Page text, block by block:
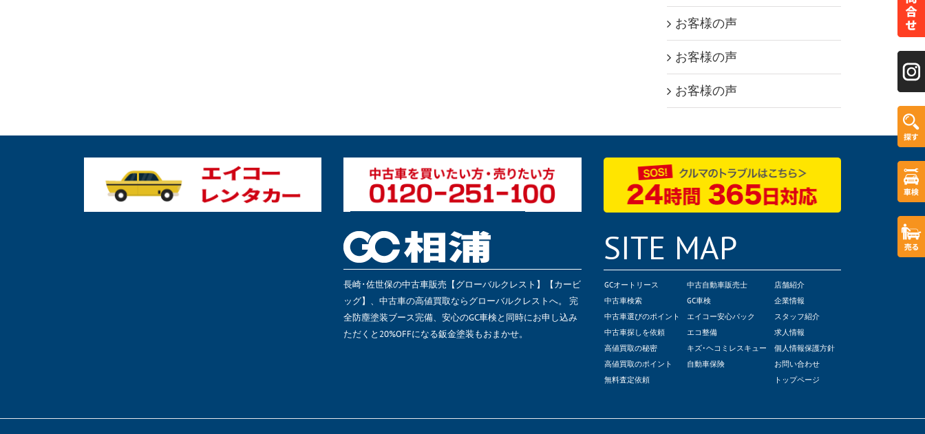
お客様の声
お客様の声
お客様の声
長崎･佐世保の中古車販売【グローバルクレスト】【カービ
ッグ】、中古車の高値買取ならグローバルクレストへ。 完
全防塵塗装ブース完備、安心のGC車検と同時にお申し込み
ただくと20%OFFになる鈑金塗装もおまかせ。
SITE MAP
GCオートリース
中古車検索
中古車選びのポイント
中古車探しを依頼
高値買取の秘密
高値買取のポイント
無料査定依頼
中古自動車販売士
GC車検
エイコー安心パック
エコ整備
キズ･ヘコミレスキュー
自動車保険
店舗紹介
企業情報
スタッフ紹介
求人情報
個人情報保護方針
お問い合わせ
トップページ